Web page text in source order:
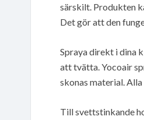
särskilt. Produkten
Det gör att den
Spraya direkt i dina
att tvätta. Yocoair
skonas material.
Till svettstinkande